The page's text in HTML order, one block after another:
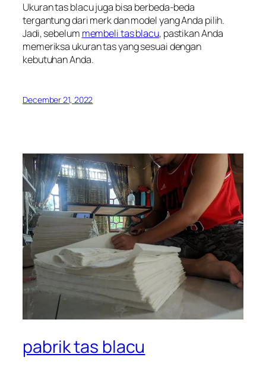
Ukuran tas blacu juga bisa berbeda-beda
tergantung dari merk dan model yang Anda pilih.
Jadi, sebelum membeli tas blacu, pastikan Anda
memeriksa ukuran tas yang sesuai dengan
kebutuhan Anda.
December 21, 2022
pabrik tas blacu